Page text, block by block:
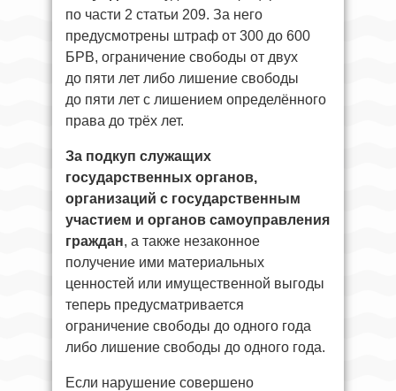
по части 2 статьи 209. За него
предусмотрены штраф от 300 до 600
БРВ, ограничение свободы от двух
до пяти лет либо лишение свободы
до пяти лет с лишением определённого
права до трёх лет.
За подкуп служащих
государственных органов,
организаций с государственным
участием и органов самоуправления
граждан, а также незаконное
получение ими материальных
ценностей или имущественной выгоды
теперь предусматривается
ограничение свободы до одного года
либо лишение свободы до одного года.
Если нарушение совершено